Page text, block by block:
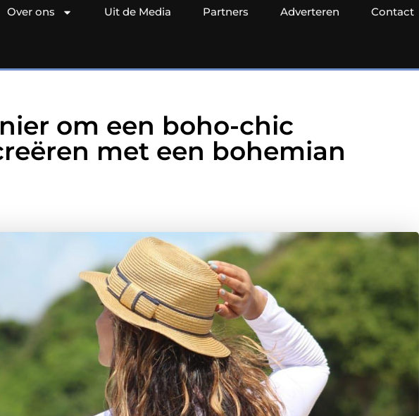
Over ons Uit de Media Partners Adverteren Contact
om een boho-chic
met een bohemian